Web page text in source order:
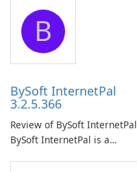
application designed to
ensure the continuous and
uninterrupted operation of
your computer system.
B
BySoft InternetPal
3.2.5.366
Review of BySoft InternetPal
BySoft InternetPal is a